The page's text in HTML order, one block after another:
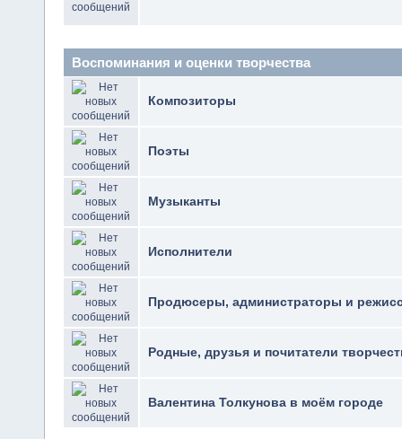
Воспоминания и оценки творчества
Композиторы
Поэты
Музыканты
Исполнители
Продюсеры, администраторы и
Родные, друзья и почитатели
Валентина Толкунова в моём городе